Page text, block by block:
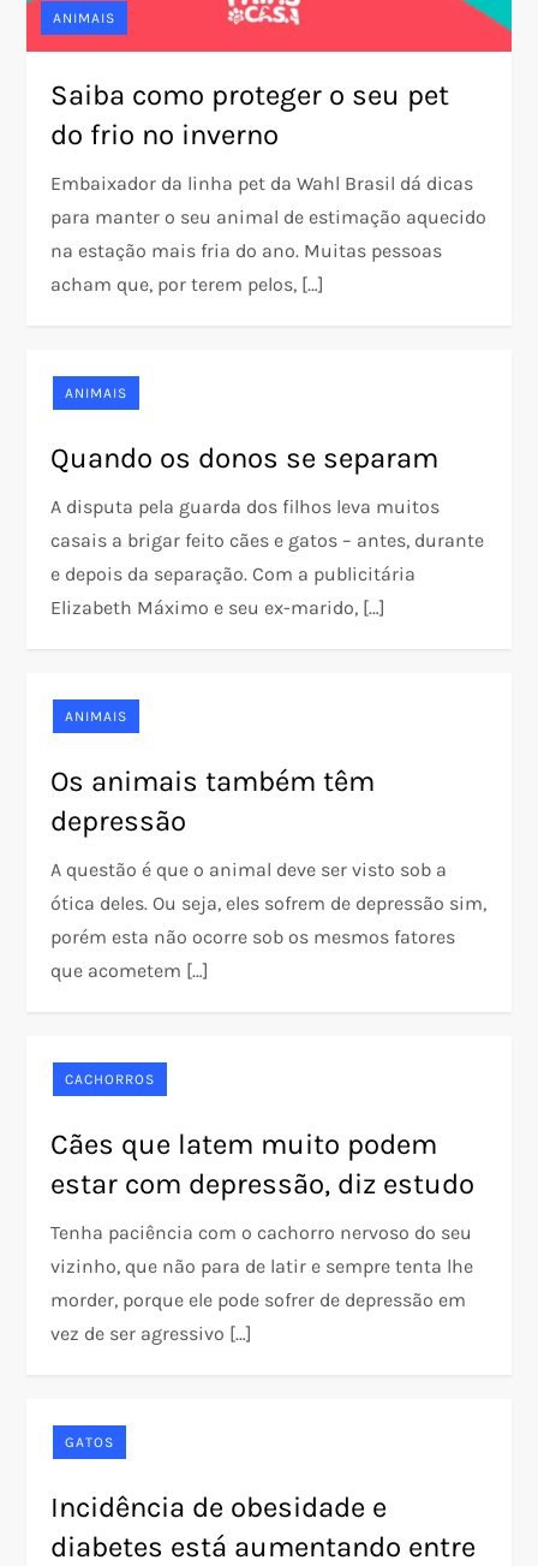
ANIMAIS
Saiba como proteger o seu pet
do frio no inverno
Embaixador da linha pet da Wahl Brasil dá dicas
para manter o seu animal de estimação aquecido
na estação mais fria do ano. Muitas pessoas
acham que, por terem pelos, […]
ANIMAIS
Quando os donos se separam
A disputa pela guarda dos filhos leva muitos
casais a brigar feito cães e gatos – antes, durante
e depois da separação. Com a publicitária
Elizabeth Máximo e seu ex-marido, […]
ANIMAIS
Os animais também têm
depressão
A questão é que o animal deve ser visto sob a
ótica deles. Ou seja, eles sofrem de depressão sim,
porém esta não ocorre sob os mesmos fatores
que acometem […]
CACHORROS
Cães que latem muito podem
estar com depressão, diz estudo
Tenha paciência com o cachorro nervoso do seu
vizinho, que não para de latir e sempre tenta lhe
morder, porque ele pode sofrer de depressão em
vez de ser agressivo […]
GATOS
Incidência de obesidade e
diabetes está aumentando entre